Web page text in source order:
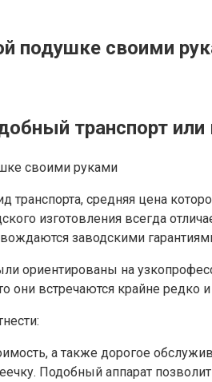
подушке своими
транспорт
транспорта, средняя цена
изготовления всегда
заводскими
ориентированы на
они встречаются крайне редко
а также дорогое
Подобный аппарат